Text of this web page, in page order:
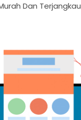
Dan Terjangkau